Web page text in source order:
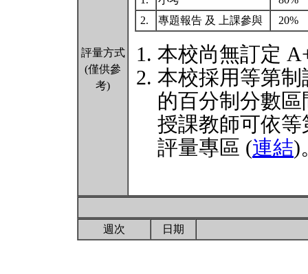
評量方式
(僅供參
考)
2.
專題報告 及 上課參與 20%
本校尚無訂定
本校採用等第
的百分制分數
授課教師可依
評量專區 (連結)
週次 日期